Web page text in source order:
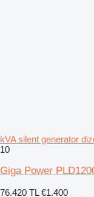
kVA silent generator
10
Giga Power
76.420 TL €1.400